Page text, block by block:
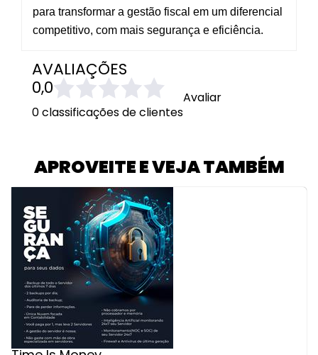
para transformar a gestão fiscal em um diferencial
competitivo, com mais segurança e eficiência.
AVALIAÇÕES
0,0
0 classificações de clientes
Avaliar
APROVEITE E VEJA TAMBÉM